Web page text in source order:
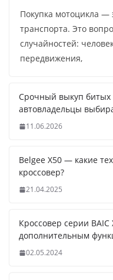
Покупка мотоцикла —
транспорта. Это
случайностей:
передвижения,
Срочный выкуп битых
автовладельцы
11.06.2026
Belgee X50 — какие
кроссовер?
21.04.2025
Кроссовер серии
дополнительным
02.05.2024